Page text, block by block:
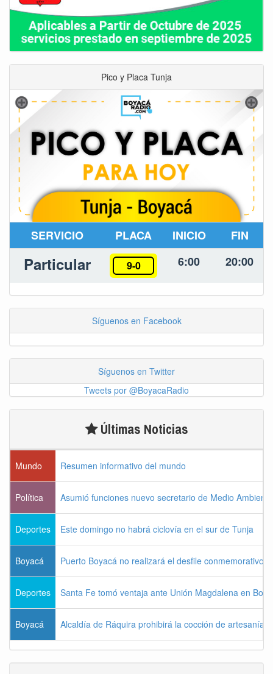
Pico y Placa Tunja
SERVICIO PLACA INICIO FIN
Particular 9-0 6:00 20:00
Síguenos en Facebook
Síguenos en Twitter
Tweets por @BoyacaRadio
Últimas Noticias
Mundo Resumen informativo del mundo
Política Asumió funciones nuevo secretario de Medio
Deportes Este domingo no habrá ciclovía en el sur de Tunja
Boyacá Puerto Boyacá no realizará el desfile conmemorativo
Deportes Santa Fe tomó ventaja ante Unión Magdalena en
Boyacá Alcaldía de Ráquira prohibirá la cocción de